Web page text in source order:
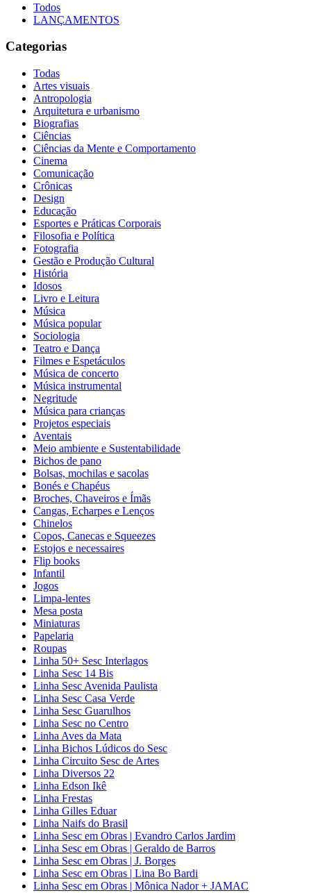
Todos
LANÇAMENTOS
Categorias
Todas
Artes visuais
Antropologia
Arquitetura e urbanismo
Biografias
Ciências
Ciências da Mente e Comportamento
Cinema
Comunicação
Crônicas
Design
Educação
Esportes e Práticas Corporais
Filosofia e Política
Fotografia
Gestão e Produção Cultural
História
Idosos
Livro e Leitura
Música
Música popular
Sociologia
Teatro e Dança
Filmes e Espetáculos
Música de concerto
Música instrumental
Negritude
Música para crianças
Projetos especiais
Aventais
Meio ambiente e Sustentabilidade
Bichos de pano
Bolsas, mochilas e sacolas
Bonés e Chapéus
Broches, Chaveiros e Ímãs
Cangas, Echarpes e Lenços
Chinelos
Copos, Canecas e Squeezes
Estojos e necessaires
Flip books
Infantil
Jogos
Limpa-lentes
Mesa posta
Miniaturas
Papelaria
Roupas
Linha 50+ Sesc Interlagos
Linha Sesc 14 Bis
Linha Sesc Avenida Paulista
Linha Sesc Casa Verde
Linha Sesc Guarulhos
Linha Sesc no Centro
Linha Aves da Mata
Linha Bichos Lúdicos do Sesc
Linha Circuito Sesc de Artes
Linha Diversos 22
Linha Edson Ikê
Linha Frestas
Linha Gilles Eduar
Linha Naifs do Brasil
Linha Sesc em Obras | Evandro Carlos Jardim
Linha Sesc em Obras | Geraldo de Barros
Linha Sesc em Obras | J. Borges
Linha Sesc em Obras | Lina Bo Bardi
Linha Sesc em Obras | Mônica Nador + JAMAC